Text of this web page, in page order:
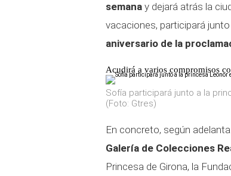
semana y dejará atrás la
vacaciones, participará
aniversario de la
Acudirá a varios compromisos
Sofía participará junto a la
(Foto: Gtres)
En concreto, según adelanta
Galería de Colecciones
Princesa de Girona, la